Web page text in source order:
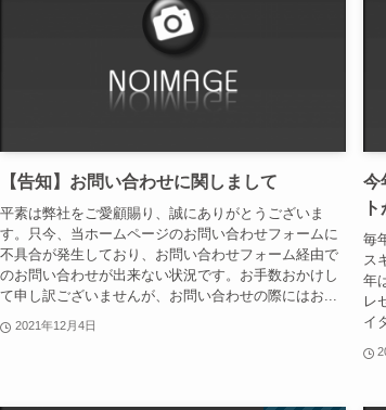
【告知】お問い合わせに関しまして
平素は弊社をご愛顧賜り、誠にありがとうございま
す。只今、当ホームページのお問い合わせフォームに
不具合が発生しており、お問い合わせフォーム経由で
のお問い合わせが出来ない状況です。お手数おかけし
て申し訳ございませんが、お問い合わせの際にはお...
2021年12月4日
今
毎
ス
年
レ
イ